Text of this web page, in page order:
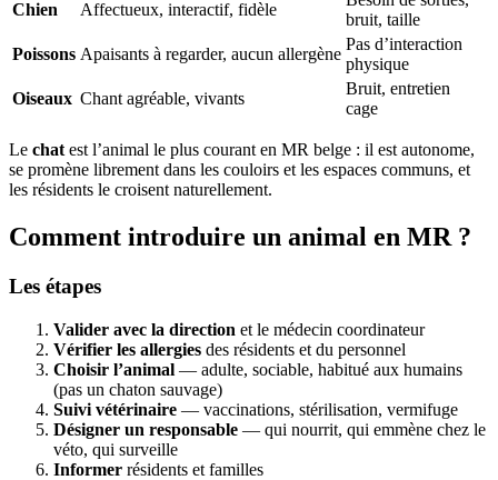
Chien
Affectueux, interactif, fidèle
bruit, taille
Poissons Apaisants à regarder, aucun allergène
Pas d’interaction
physique
Oiseaux Chant agréable, vivants
Bruit, entretien
cage
Le chatest l’animal le plus courant en MR belge : il est autonome,
se promène librement dans les couloirs et les espaces communs, et
les résidents le croisent naturellement.
Comment introduire un animal en MR ?
Les étapes
Valider avec la direction et le médecin coordinateur
Vérifier les allergies des résidents et du personnel
Choisir l’animal — adulte, sociable, habitué aux humains
(pas un chaton sauvage)
Suivi vétérinaire — vaccinations, stérilisation, vermifuge
Désigner un responsable — qui nourrit, qui emmène chez le
véto, qui surveille
Informer résidents et familles